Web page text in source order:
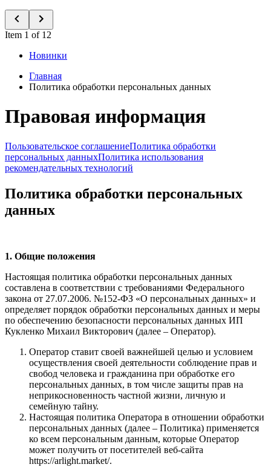
Item 1 of 12
Новинки
Главная
Политика обработки персональных данных
Правовая информация
Пользовательское соглашениеПолитика обработки
персональных данныхПолитика использования
рекомендательных технологий
Политика обработки персональных
данных
1. Общие положения
Настоящая политика обработки персональных данных
составлена в соответствии с требованиями Федерального
закона от 27.07.2006. №152-ФЗ «О персональных данных» и
определяет порядок обработки персональных данных и меры
по обеспечению безопасности персональных данных ИП
Кукленко Михаил Викторович (далее – Оператор).
Оператор ставит своей важнейшей целью и условием
осуществления своей деятельности соблюдение прав и
свобод человека и гражданина при обработке его
персональных данных, в том числе защиты прав на
неприкосновенность частной жизни, личную и
семейную тайну.
Настоящая политика Оператора в отношении обработки
персональных данных (далее – Политика) применяется
ко всем персональным данным, которые Оператор
может получить от посетителей веб-сайта
https://arlight.market/.